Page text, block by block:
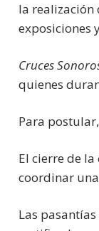
la realización
exposiciones
Cruces
quienes
Para
El cierre de
coordinar
Las